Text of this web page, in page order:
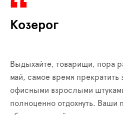
Козерог
Выдыхайте, товарищи, пора
май, самое время прекратить
офисными взрослыми
полноценно отдохнуть. Ваши